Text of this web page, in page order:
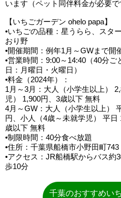
います（ペット同伴料金が必要で
【いちごガーデン ohelo papa】
•いちごの品種：星うらら、スタ
おり野
•開催期間：例年1月～GWまで開
•営業時間：9:00～14:40（40分
日：月曜日・火曜日）
•料金（2024年）：
1月～3月：大人（小学生以上）
児） 1,900円、3歳以下 無料
4月～GW：大人（小学生以上）
円、小人（4歳～未就学児） 平日
歳以下 無料
•制限時間：40分食べ放題
•住所：千葉県船橋市小野田町743
•アクセス：JR船橋駅からバス約
歩10分
千葉のおすすめい